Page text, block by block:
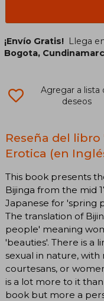
¡Envío Gratis! Llega
Bogota,
Agregar a lista
deseos
Reseña del
Erotica (en
This book presents
Bijinga from the mid
Japanese for 'spring
The translation of
people' meaning
'beauties'. There is a
sexual in nature,
courtesans, or
is a lot more to it
book but more a